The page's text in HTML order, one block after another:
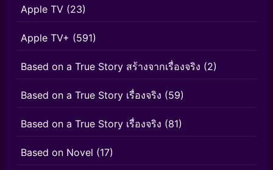
Apple TV (23)
Apple TV+ (591)
Based on a True Story สร้างจากเรื่องจริง (2)
Based on a True Story เรื่องจริง (59)
Based on a True Story เรื่องจริง (81)
Based on Novel (17)